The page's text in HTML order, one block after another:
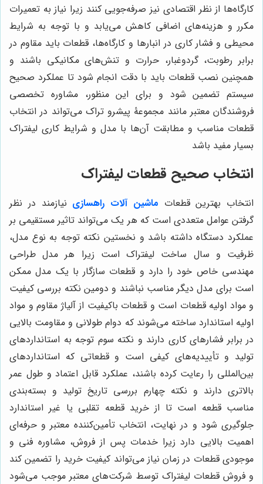
کارگاه‌ها از نظر اقتصادی نیز صرفه‌جویی کنند زیرا نیاز به تعمیرات
مکرر و هزینه‌های اضافی کاهش می‌یابد و با توجه به شرایط
محیطی و فشار کاری در انبارها و کارگاه‌ها، قطعات باید مقاوم در
برابر رطوبت، گردوغبار، حرارت و تنش‌های مکانیکی باشند و
همچنین نصب قطعات باید با دقت انجام شود تا عملکرد صحیح
سیستم تضمین شود و برای این منظور، مشاوره تخصصی
فروشندگان معتبر مانند مجموعۀ پیشرو تراک می‌تواند در انتخاب
قطعات مناسب و مطابقت آن‌ها با مدل و شرایط کاری لیفتراک
بسیار مفید باشد
انتخاب صحیح قطعات لیفتراک
انتخاب بهترین قطعات ماشین آلات راهسازی نیازمند در نظر
گرفتن عوامل متعددی است که هر یک می‌تواند تاثیر مستقیمی بر
عملکرد دستگاه داشته باشد و نخستین نکته توجه به نوع مدل،
ظرفیت و سال ساخت لیفتراک است زیرا هر مدل طراحی
مهندسی خاص خود را دارد و قطعات سازگار با یک مدل ممکن
است برای مدل دیگر مناسب نباشند و دومین نکته بررسی کیفیت
و مواد اولیه قطعات است و قطعات باکیفیت از آلیاژ مقاوم و مواد
اولیه استاندارد ساخته می‌شوند که دوام طولانی و مقاومت بالایی
در برابر فشارهای کاری دارند و نکته سوم توجه به استانداردهای
تولید و تأییدیه‌های کیفی است و قطعاتی که استانداردهای
بین‌المللی را رعایت کرده باشند، عملکرد قابل اعتماد و طول عمر
بالاتری دارند و نکته چهارم بررسی تاریخ تولید و بسته‌بندی
مناسب قطعه است تا از خرید قطعه تقلبی یا غیر استاندارد
جلوگیری شود و در نهایت، انتخاب تأمین‌کننده معتبر و حرفه‌ای
اهمیت بالایی دارد زیرا خدمات پس از فروش، مشاوره فنی و
موجودی قطعات در زمان نیاز می‌تواند کیفیت خرید را تضمین کند
و فروش قطعات لیفتراک توسط شرکت‌های معتبر موجب می‌شود